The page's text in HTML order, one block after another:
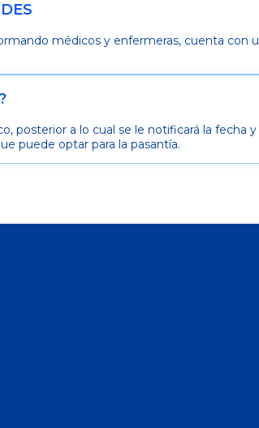
médicos y enfermeras, cuenta con
a lo cual se le notificará la fecha
puede optar para la pasantía.